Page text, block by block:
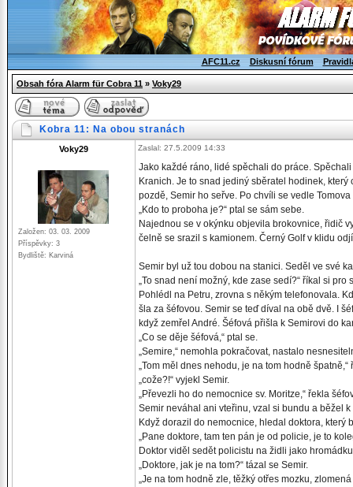
AFC11.cz Diskusní fórum
Obsah fóra Alarm für Cobra 11 » Voky29
Kobra 11: Na obou stranách
Voky29
Založen: 03. 03. 2009
Příspěvky: 3
Bydliště: Karviná
Zaslal: 27.5.2009 14:33
Jako každé ráno, lidé spěchali do práce.
Kranich. Je to snad jediný sběratel hodinek,
pozdě, Semir ho seřve. Po chvíli se vedle
„Kdo to proboha je?“ ptal se sám sebe.
Najednou se v okýnku objevila brokovnice, řidič
čelně se srazil s kamionem. Černý Golf v klidu
Semir byl už tou dobou na stanici. Seděl ve své
„To snad není možný, kde zase sedí?“ říkal si pro
Pohlédl na Petru, zrovna s někým telefonovala.
šla za šéfovou. Semir se teď díval na obě dvě. I
když zemřel André. Šéfová přišla k Semirovi do
„Co se děje šéfová,“ ptal se.
„Semire,“ nemohla pokračovat, nastalo
„Tom měl dnes nehodu, je na tom hodně
„cože?!“ vyjekl Semir.
„Převezli ho do nemocnice sv. Moritze,“ řekla
Semir neváhal ani vteřinu, vzal si bundu a běžel k
Když dorazil do nemocnice, hledal doktora, který
„Pane doktore, tam ten pán je od policie, je to
Doktor viděl sedět policistu na židli jako
„Doktore, jak je na tom?“ tázal se Semir.
„Je na tom hodně zle, těžký otřes mozku,